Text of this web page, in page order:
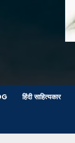
हिंदी साहित्यकार